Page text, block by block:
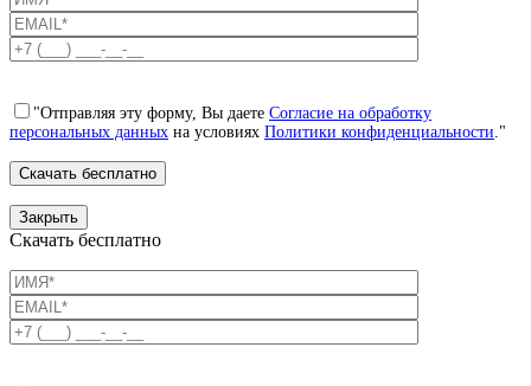
"Отправляя эту форму, Вы даете Согласие на обработку
персональных данных на условиях Политики конфиденциальности."
Закрыть
Скачать бесплатно